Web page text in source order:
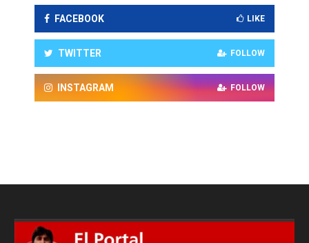
FACEBOOK LIKE
TWITTER FOLLOW
INSTAGRAM FOLLOW